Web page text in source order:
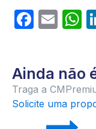
Ainda não
Traga a
Solicite uma